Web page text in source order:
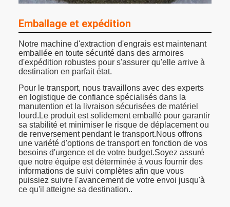
Emballage et expédition
Notre machine d'extraction d'engrais est maintenant
emballée en toute sécurité dans des armoires
d'expédition robustes pour s'assurer qu'elle arrive à
destination en parfait état.
Pour le transport, nous travaillons avec des experts
en logistique de confiance spécialisés dans la
manutention et la livraison sécurisées de matériel
lourd.Le produit est solidement emballé pour garantir
sa stabilité et minimiser le risque de déplacement ou
de renversement pendant le transport.Nous offrons
une variété d'options de transport en fonction de vos
besoins d'urgence et de votre budget.Soyez assuré
que notre équipe est déterminée à vous fournir des
informations de suivi complètes afin que vous
puissiez suivre l'avancement de votre envoi jusqu'à
ce qu'il atteigne sa destination..